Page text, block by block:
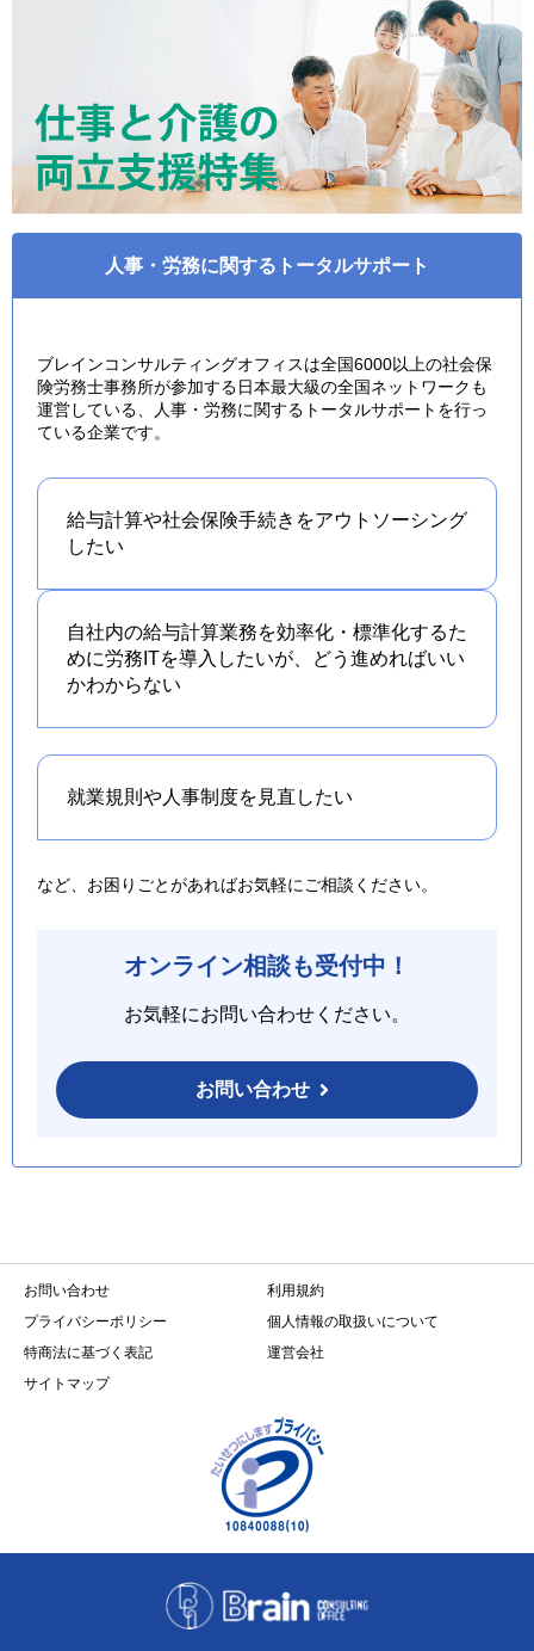
人事・労務に関するトータルサポート
ブレインコンサルティングオフィスは全国6000以上の社会保
険労務士事務所が参加する日本最大級の全国ネットワークも
運営している、人事・労務に関するトータルサポートを行っ
ている企業です。
給与計算や社会保険手続きをアウトソーシング
したい
自社内の給与計算業務を効率化・標準化するた
めに労務ITを導入したいが、どう進めればいい
かわからない
就業規則や人事制度を 見直したい
など、お困りごとがあればお気軽にご相談ください。
オンライン相談も受付中！
お気軽にお問い合わせください。
お問い合わせ
お問い合わせ
利用規約
プライバシーポリシー
個人情報の取扱いについて
特商法に基づく表記
運営会社
サイトマップ